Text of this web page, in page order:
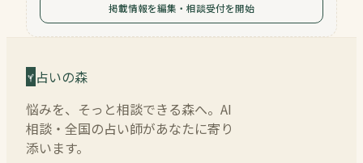
掲載情報を編集・相談受付を開始
占いの森
悩みを、そっと相談できる森へ。AI
相談・全国の占い師があなたに寄り
添います。